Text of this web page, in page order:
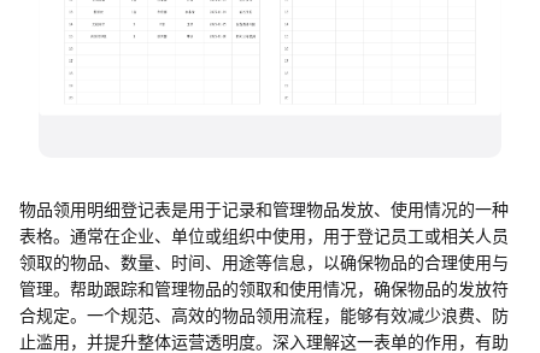
物品领用明细登记表是用于记录和管理物品发放、使用情况的一种
表格。通常在企业、单位或组织中使用，用于登记员工或相关人员
领取的物品、数量、时间、用途等信息，以确保物品的合理使用与
管理。帮助跟踪和管理物品的领取和使用情况，确保物品的发放符
合规定。一个规范、高效的物品领用流程，能够有效减少浪费、防
止滥用，并提升整体运营透明度。深入理解这一表单的作用，有助